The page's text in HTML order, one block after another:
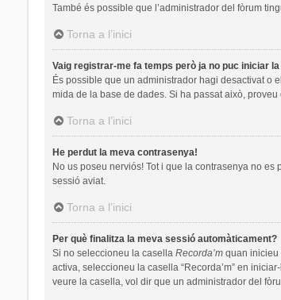
També és possible que l’administrador del fòrum
Torna a l’inici
Vaig registrar-me fa temps però ja no puc iniciar
És possible que un administrador hagi desactivat o
mida de la base de dades. Si ha passat això,
Torna a l’inici
He perdut la meva contrasenya!
No us poseu nerviós! Tot i que la contrasenya no
sessió aviat.
Torna a l’inici
Per què finalitza la meva sessió automàticament?
Si no seleccioneu la casella Recorda’mquan inicieu
activa, seleccioneu la casella “Recorda’m” en
veure la casella, vol dir que un administrador del